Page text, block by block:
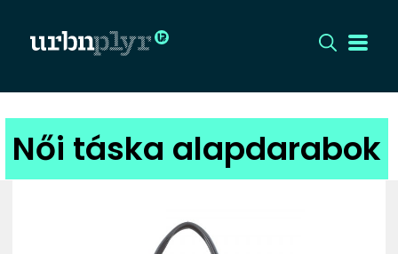
CÍMLAP
DIZÁJN
DIVAT
Női táska alapdarabok